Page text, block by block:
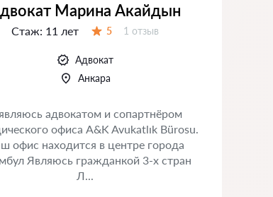
Марина Акайдын
Стаж: 11 лет 5 Отзывов:
1 отзыв
Адвокат
Анкара
адвокатом и сопартнёром
офиса A&K Avukatlık Bürosu.
офис находится в центре города
Являюсь гражданкой 3-х стран
Л...